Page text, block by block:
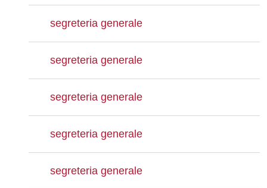
segreteria generale
segreteria generale
segreteria generale
segreteria generale
segreteria generale